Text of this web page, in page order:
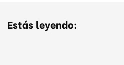
Estás leyendo: